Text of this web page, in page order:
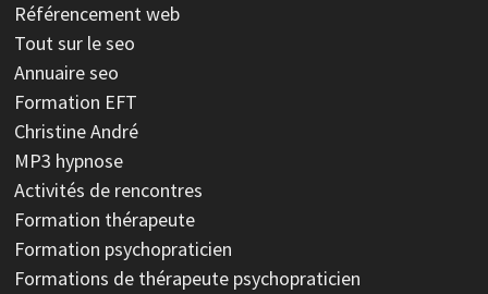
Référencement web
Tout sur le seo
Annuaire seo
Formation EFT
Christine André
MP3 hypnose
Activités de rencontres
Formation thérapeute
Formation psychopraticien
Formations de thérapeute psychopraticien